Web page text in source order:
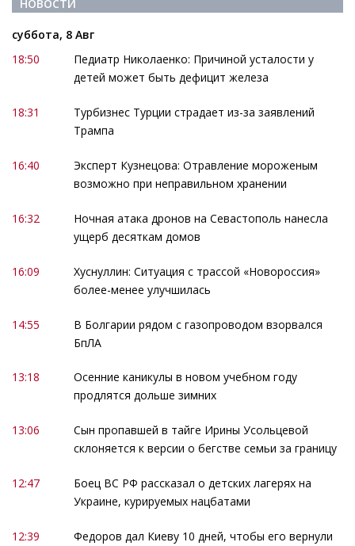
НОВОСТИ
суббота, 8 Авг
18:50
Педиатр Николаенко: Причиной усталости у
детей может быть дефицит железа
18:31
Турбизнес Турции страдает из-за заявлений
Трампа
16:40
Эксперт Кузнецова: Отравление мороженым
возможно при неправильном хранении
16:32
Ночная атака дронов на Севастополь нанесла
ущерб десяткам домов
16:09
Хуснуллин: Ситуация с трассой «Новороссия»
более-менее улучшилась
14:55
В Болгарии рядом с газопроводом взорвался
БпЛА
13:18
Осенние каникулы в новом учебном году
продлятся дольше зимних
13:06
Сын пропавшей в тайге Ирины Усольцевой
склоняется к версии о бегстве семьи за границу
12:47
Боец ВС РФ рассказал о детских лагерях на
Украине, курируемых нацбатами
12:39
Федоров дал Киеву 10 дней, чтобы его вернули